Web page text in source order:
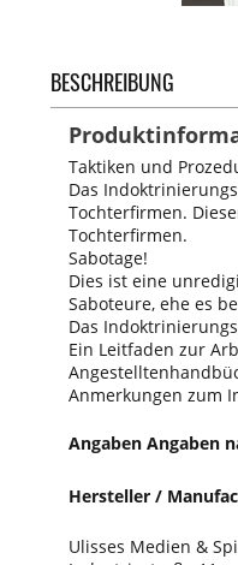
BESCHREIBUNG
Taktiken und
Das
Tochterfirmen.
Tochterfirmen.
Sabotage!
Dies ist eine
Saboteure, ehe es
Das
Ein Leitfaden zur
Anmerkungen zum
Angaben Angaben
Hersteller /
Ulisses Medien &